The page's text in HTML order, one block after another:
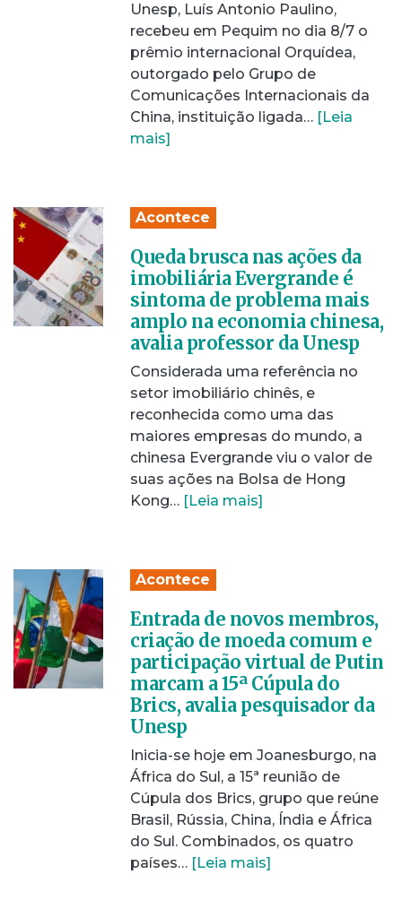
Unesp, Luís Antonio Paulino,
recebeu em Pequim no dia 8/7 o
prêmio internacional Orquídea,
outorgado pelo Grupo de
Comunicações Internacionais da
China, instituição ligada… [Leia
mais]
Acontece
Queda brusca nas ações da
imobiliária Evergrande é
sintoma de problema mais
amplo na economia chinesa,
avalia professor da Unesp
Considerada uma referência no
setor imobiliário chinês, e
reconhecida como uma das
maiores empresas do mundo, a
chinesa Evergrande viu o valor de
suas ações na Bolsa de Hong
Kong… [Leia mais]
Acontece
Entrada de novos membros,
criação de moeda comum e
participação virtual de Putin
marcam a 15ª Cúpula do
Brics, avalia pesquisador da
Unesp
Inicia-se hoje em Joanesburgo, na
África do Sul, a 15ª reunião de
Cúpula dos Brics, grupo que reúne
Brasil, Rússia, China, Índia e África
do Sul. Combinados, os quatro
países… [Leia mais]